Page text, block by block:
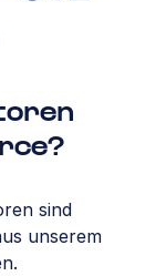
sind
unserem